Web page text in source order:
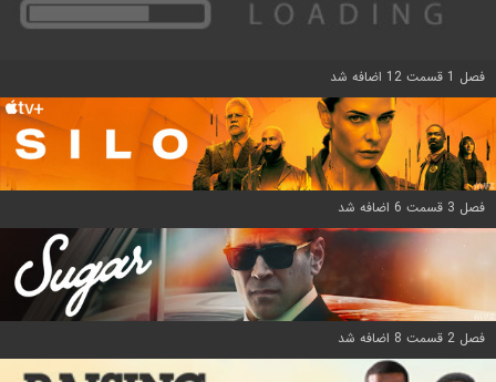
فصل 1 قسمت 12 اضافه شد
فصل 3 قسمت 6 اضافه شد
فصل 2 قسمت 8 اضافه شد